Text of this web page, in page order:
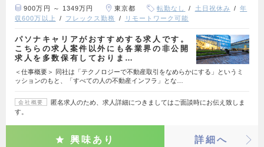
900万円 ～ 1349万円 東京都 転勤なし 土日祝休み
年
収600万以上
フレックス勤務 リモートワーク可能
パソナキャリアがおすすめする求人です。
こちらの求人案件以外にも各業界の非公開
求人を多数保有しておりま…
＜仕事概要＞ 同社は「テクノロジーで不動産取引をなめらかにする」というミ
ッションのもと、「すべての人の不動産インフラ」とな…
会社概要
匿名求人のため、求人詳細につきましてはご面談時にお伝え致しま
す。
興味あり 詳細へ